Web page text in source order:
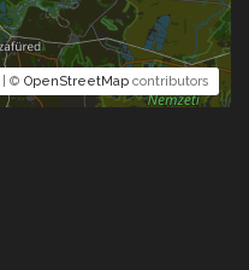
| © OpenStreetMap contributors